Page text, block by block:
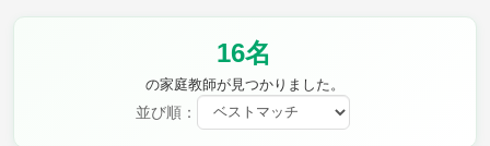
16名
の家庭教師が見つかりました。
並び順：
教科
理科
保健・体育 図画工作 書写